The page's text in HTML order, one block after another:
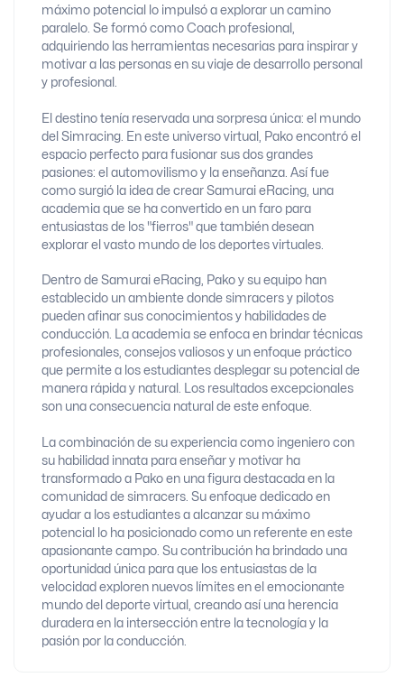
máximo potencial lo impulsó a explorar un camino
paralelo. Se formó como Coach profesional,
adquiriendo las herramientas necesarias para inspirar y
motivar a las personas en su viaje de desarrollo personal
y profesional.
El destino tenía reservada una sorpresa única: el mundo
del Simracing. En este universo virtual, Pako encontró el
espacio perfecto para fusionar sus dos grandes
pasiones: el automovilismo y la enseñanza. Así fue
como surgió la idea de crear Samurai eRacing, una
academia que se ha convertido en un faro para
entusiastas de los "fierros" que también desean
explorar el vasto mundo de los deportes virtuales.
Dentro de Samurai eRacing, Pako y su equipo han
establecido un ambiente donde simracers y pilotos
pueden afinar sus conocimientos y habilidades de
conducción. La academia se enfoca en brindar técnicas
profesionales, consejos valiosos y un enfoque práctico
que permite a los estudiantes desplegar su potencial de
manera rápida y natural. Los resultados excepcionales
son una consecuencia natural de este enfoque.
La combinación de su experiencia como ingeniero con
su habilidad innata para enseñar y motivar ha
transformado a Pako en una figura destacada en la
comunidad de simracers. Su enfoque dedicado en
ayudar a los estudiantes a alcanzar su máximo
potencial lo ha posicionado como un referente en este
apasionante campo. Su contribución ha brindado una
oportunidad única para que los entusiastas de la
velocidad exploren nuevos límites en el emocionante
mundo del deporte virtual, creando así una herencia
duradera en la intersección entre la tecnología y la
pasión por la conducción.